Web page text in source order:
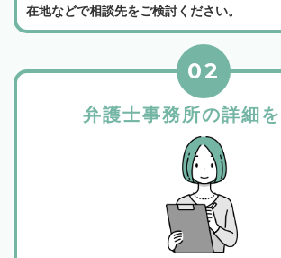
在地などで相談先をご検討ください。
弁護士事務所の詳細
02